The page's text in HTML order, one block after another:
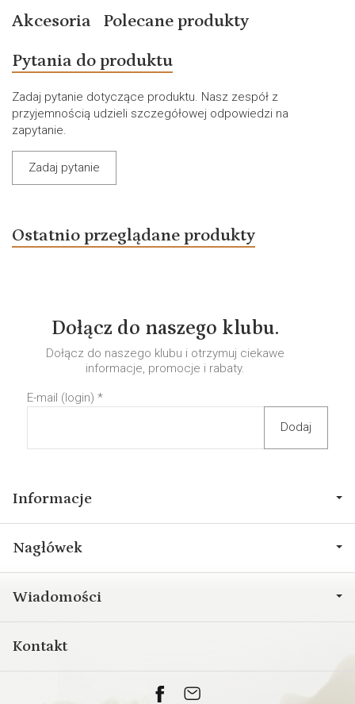
Akcesoria
Polecane produkty
Pytania do produktu
Zadaj pytanie dotyczące produktu. Nasz zespół z
przyjemnością udzieli szczegółowej odpowiedzi na
zapytanie.
Zadaj pytanie
Ostatnio przeglądane produkty
Dołącz do naszego klubu.
Dołącz do naszego klubu i otrzymuj ciekawe
informacje, promocje i rabaty.
E-mail (login) *
Informacje
Nagłówek
Wiadomości
Kontakt